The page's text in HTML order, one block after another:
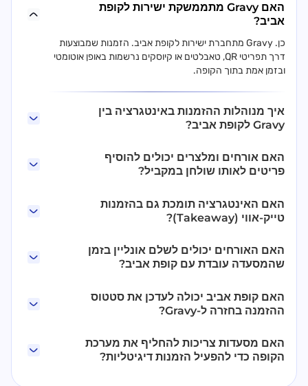
האם Gravy מתממשקת ישירות לקופת
אביב?
כן. Gravy מתחברת ישירות לקופת אביב. הזמנות שמבוצעות
דרך תפריטי QR, טאבלטים או קיוסקים נרשמות באופן אוטומטי
ובזמן אמת בתוך הקופה.
איך מנוהלות ההזמנות באינטגרציה בין
Gravy לקופת אביב?
האם אורחים ומלצרים יכולים להוסיף
פריטים לאותו שולחן במקביל?
האם האינטגרציה תומכת גם בהזמנות
טייק-אווי (Takeaway)?
האם האורחים יכולים לשלם אונליין בזמן
שהמסעדה עובדת עם קופת אביב?
האם קופת אביב יכולה לעדכן את סטטוס
ההזמנה בחזרה ל-Gravy?
האם מסעדות צריכות להחליף את מערכת
הקופה כדי להפעיל הזמנות דיגיטליות?